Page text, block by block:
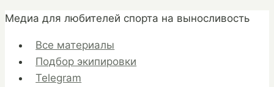
Перейти
содержимому
Медиа для любителей спорта на выносливость
Все материалы
Подбор экипировки
Telegram